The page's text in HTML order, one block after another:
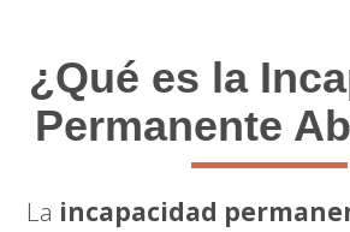
¿Qué es la
Permanente
La incapacidad